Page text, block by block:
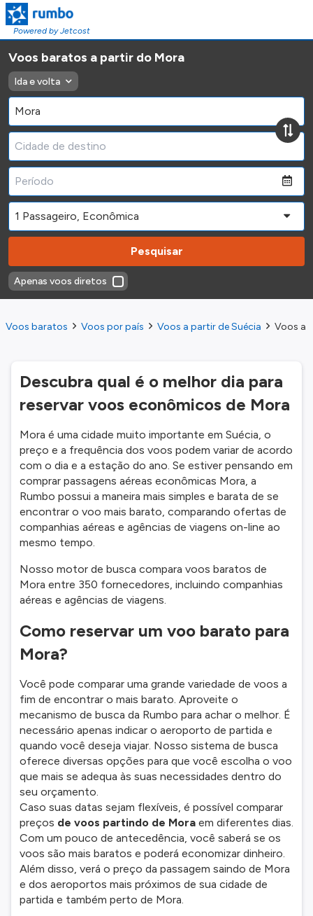
Powered by Jetcost
Voos baratos a partir do Mora
Ida e volta
Pesquisar
Apenas voos diretos
Voos baratos Voos por país Voos a partir de Suécia Voos a
Descubra qual é o melhor dia para
reservar voos econômicos de Mora
Mora é uma cidade muito importante em Suécia, o
preço e a frequência dos voos podem variar de acordo
com o dia e a estação do ano. Se estiver pensando em
comprar passagens aéreas econômicas Mora, a
Rumbo possui a maneira mais simples e barata de se
encontrar o voo mais barato, comparando ofertas de
companhias aéreas e agências de viagens on-line ao
mesmo tempo.
Nosso motor de busca compara voos baratos de
Mora entre 350 fornecedores, incluindo companhias
aéreas e agências de viagens.
Como reservar um voo barato para
Mora?
Você pode comparar uma grande variedade de voos a
fim de encontrar o mais barato. Aproveite o
mecanismo de busca da Rumbo para achar o melhor. É
necessário apenas indicar o aeroporto de partida e
quando você deseja viajar. Nosso sistema de busca
oferece diversas opções para que você escolha o voo
que mais se adequa às suas necessidades dentro do
seu orçamento.
Caso suas datas sejam flexíveis, é possível comparar
preços de voos partindo de Mora em diferentes dias.
Com um pouco de antecedência, você saberá se os
voos são mais baratos e poderá economizar dinheiro.
Além disso, verá o preço da passagem saindo de Mora
e dos aeroportos mais próximos de sua cidade de
partida e também perto de Mora.